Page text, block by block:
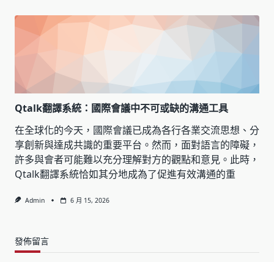
Qtalk翻譯系統：國際會議中不可或缺的溝通工具
在全球化的今天，國際會議已成為各行各業交流思想、分
享創新與達成共識的重要平台。然而，面對語言的障礙，
許多與會者可能難以充分理解對方的觀點和意見。此時，
Qtalk翻譯系統恰如其分地成為了促進有效溝通的重
Admin 6 月 15, 2026
發佈留言